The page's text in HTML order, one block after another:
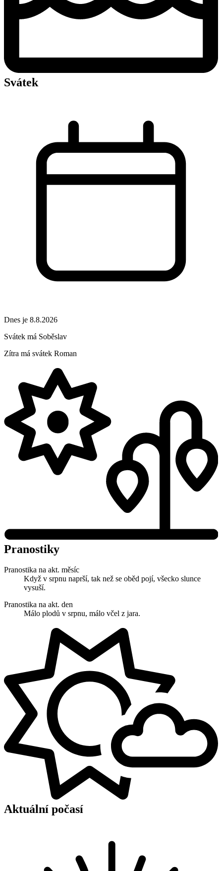
Svátek
Dnes je 8.8.2026
Svátek má Soběslav
Zítra má svátek Roman
Pranostiky
Pranostika na akt. měsíc
Když v srpnu naprší, tak než se oběd pojí, všecko slunce
vysuší.
Pranostika na akt. den
Málo plodů v srpnu, málo včel z jara.
Aktuální počasí